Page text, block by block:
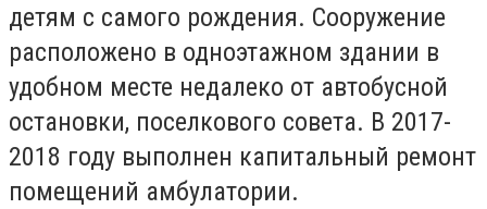
детям с самого рождения. Сооружение
расположено в одноэтажном здании в
удобном месте недалеко от автобусной
остановки, поселкового совета. В 2017-
2018 году выполнен капитальный ремонт
помещений амбулатории.